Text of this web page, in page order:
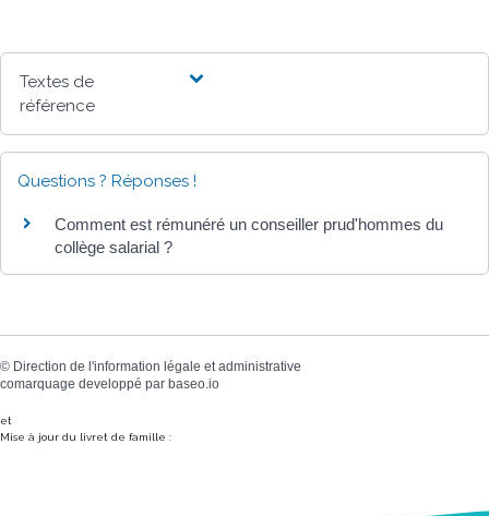
Textes de
référence
Questions ? Réponses !
Comment est rémunéré un conseiller prud'hommes du
collège salarial ?
© Direction de l'information légale et administrative
comarquage developpé par baseo.io
et
Mise à jour du livret de famille :